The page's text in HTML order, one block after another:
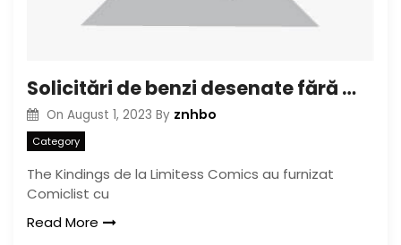
Solicitări de benzi desenate fără margini din august 2015
On August 1, 2023 By znhbo
Category
The Kindings de la Limitess Comics au furnizat
Comiclist cu
Read More